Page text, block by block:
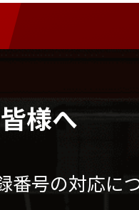
様へ
番号の対応に